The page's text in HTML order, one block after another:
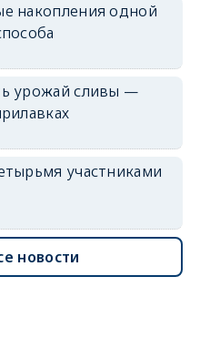
накопления одной
урожай сливы —
участниками
новости